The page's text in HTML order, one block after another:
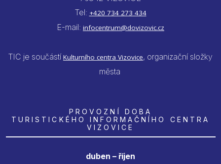
Tel: +420 734 273 434
E-mail: infocentrum@dovizovic.cz
TIC je součástí Kulturního centra Vizovice, organizační složky
města
PROVOZNÍ DOBA
TURISTICKÉHO INFORMAČNÍHO CENTRA
VIZOVICE
duben – říjen